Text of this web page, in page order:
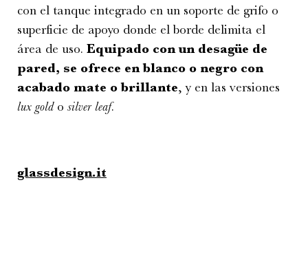
con el tanque integrado en un soporte de grifo o
superficie de apoyo donde el borde delimita el
área de uso. Equipado con un desagüe de
pared, se ofrece en blanco o negro con
acabado mate o brillante, y en las versiones
lux goldo silver leaf.
glassdesign.it